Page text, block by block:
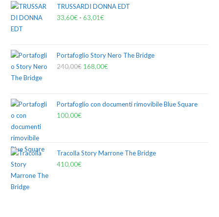
TRUSSARDI DONNA EDT
33,60€ - 63,01€
Portafoglio Story Nero The Bridge
240,00€ 168,00€
Portafoglio con documenti rimovibile Blue Square
100,00€
Tracolla Story Marrone The Bridge
410,00€